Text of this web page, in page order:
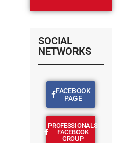
SOCIAL
NETWORKS
FACEBOOK
PAGE
PROFESSIONALS
FACEBOOK
GROUP